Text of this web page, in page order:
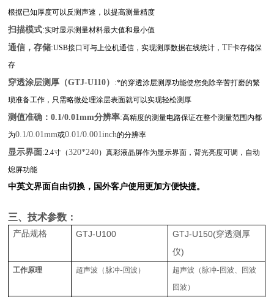
根据已知厚度可以反测声速，以提高测量精度
扫描模式:实时显示测量材料最大值和最小值
通信，存储:USB接口可与上位机通信，实现测厚数据在线统计，TF卡存储保
存
穿透涂层测厚（GTJ-U110） :*的穿透涂层测厚功能使您免除辛苦打磨的繁
琐准备工作，只需略微处理涂层表面就可以实现轻松测厚
测值准确：0.1/0.01mm分辨率:高精度的测量电路保证在整个测量范围内都
为0.1/0.01mm或0.01/0.001inch的分辨率
显示界面:2.4寸（320*240）真彩液晶屏作为显示界面，背光亮度可调，自动
熄屏功能
中英文界面自由切换，国外客户使用更加方便快捷。
三、技术参数：
产品规格 GTJ-U100 GTJ-U150(穿透测厚
仪)
工作原理 超声波（脉冲-回波） 超声波（脉冲-回波、回波
回波）